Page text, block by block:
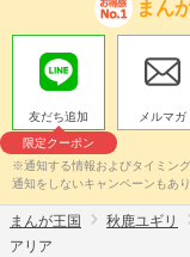
まん
友だち追加
限定クーポン
メルマガ
※通知する情報およびタイミン
通知をしないキャンペーンもあ
まんが王国 秋鹿ユギリ
アリア